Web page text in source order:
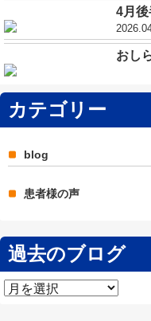
4月
おし
カテゴリー
blog
患者様の声
過去のブログ
過